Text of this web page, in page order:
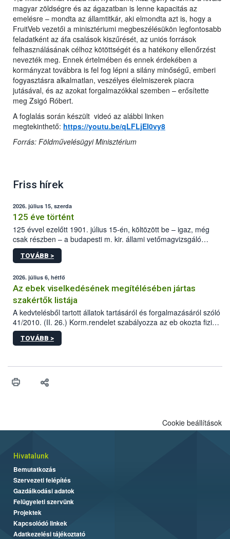
magyar zöldségre és az ágazatban is lenne kapacitás az
emelésre – mondta az államtitkár, aki elmondta azt is, hogy a
FruitVeb vezetői a minisztériumi megbeszélésükön legfontosabb
feladatként az áfa csalások kiszűrését, az uniós források
felhasználásának célhoz kötöttségét és a hatékony ellenőrzést
nevezték meg. Ennek értelmében és ennek érdekében a
kormányzat továbbra is fel fog lépni a silány minőségű, emberi
fogyasztásra alkalmatlan, veszélyes élelmiszerek piacra
jutásával, és az azokat forgalmazókkal szemben – erősítette
meg Zsigó Róbert.
A foglalás során készült videó az alábbi linken
megtekinthető: https://youtu.be/qLFLjEI0vy8
Forrás: Földművelésügyi Minisztérium
Friss hírek
2026. július 15, szerda
125 éve történt
125 évvel ezelőtt 1901. július 15-én, költözött be – igaz, még
csak részben – a budapesti m. kir. állami vetőmagvizsgáló
állomás a Kis Rókus utca 15. szám alatti, Czigler Győző által
tervezett új épületébe.
TOVÁBB >
2026. július 6, hétfő
Az ebek viselkedésének megítélésében jártas
szakértők listája
A kedvtelésből tartott állatok tartásáról és forgalmazásáról szóló
41/2010. (II. 26.) Korm.rendelet szabályozza az eb okozta fizikai
sérülés, illetve ennek veszélye keletkezésekor felmerülő
hatósági feladatokat, valamint a veszélyes eb tartását és annak
TOVÁBB >
Cookie beállítások
Hivatalunk
Bemutatkozás
Szervezeti felépítés
Gazdálkodási adatok
Felügyeleti szervünk
Projektek
Kapcsolódó linkek
Adatkezelési tájékoztató